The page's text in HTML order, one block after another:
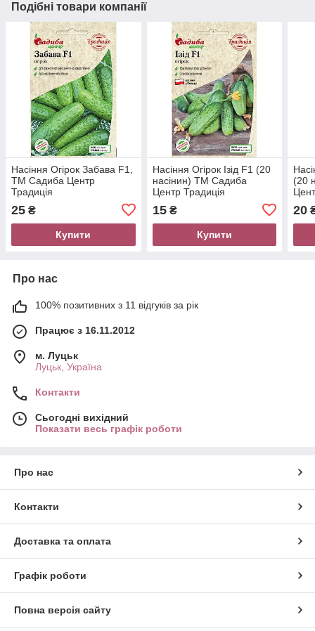
Подібні товари компанії
Насіння Огірок Забава F1,
ТМ Садиба Центр
Традиція
25 ₴
Купити
Насіння Огірок Ізід F1 (20
насінин) ТМ Садиба
Центр Традиція
15₴
Купити
(20
20
Про нас
100% позитивних з 11 відгуків за рік
Працює з 16.11.2012
м. Луцьк
Луцьк, Україна
Контакти
Сьогодні вихідний
Показати весь графік роботи
Про нас
Контакти
Доставка та оплата
Графік роботи
Повна версія сайту